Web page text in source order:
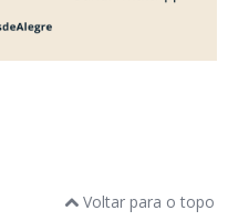
Voltar para o topo